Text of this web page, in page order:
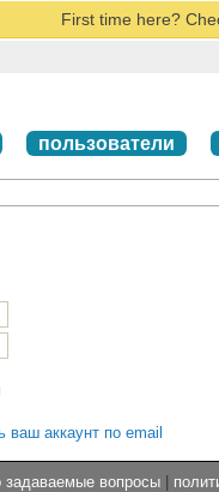
First time here?
пользователи
ваш аккаунт по email
задаваемые вопросы |